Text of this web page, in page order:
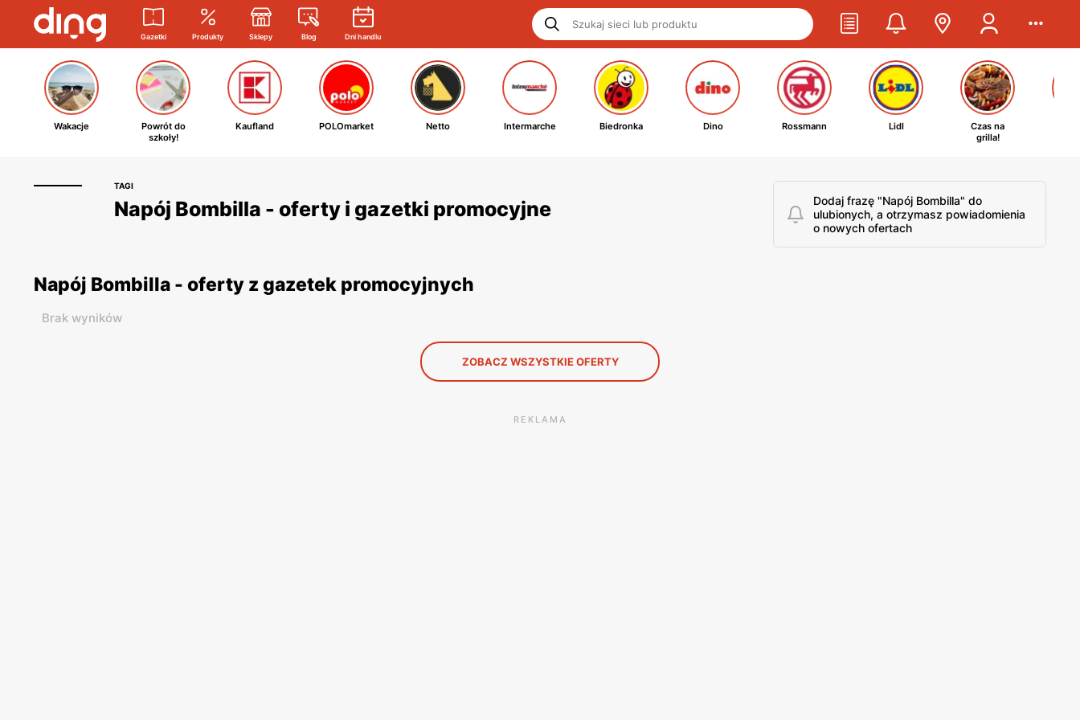
Gazetki Produkty Sklepy Blog Dni handlu
Wakacje
Powrót do
szkoły!
Kaufland POLOmarket Netto Intermarche Biedronka Dino Rossmann Lidl
Czas na
grilla!
TAGI
Napój Bombilla - oferty i gazetki promocyjne
Dodaj frazę "Napój Bombilla" do
ulubionych, a otrzymasz powiadomienia
o nowych ofertach
Napój Bombilla - oferty z gazetek promocyjnych
Brak wyników
ZOBACZ WSZYSTKIE OFERTY
REKLAMA